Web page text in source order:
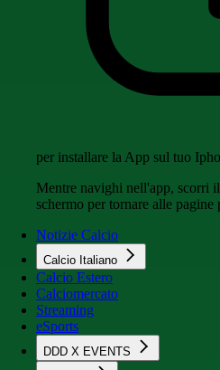
per installare la App sul tuo
Mentre navighi nell'app, scorri
schermo per tornare alle pagine
Notizie Calcio
Calcio Italiano
Calcio Estero
Calciomercato
Streaming
eSports
DDD X EVENTS